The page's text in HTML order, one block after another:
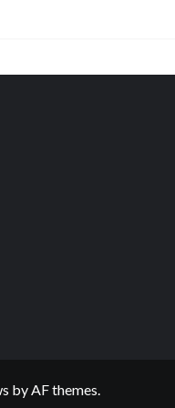
by AF themes.